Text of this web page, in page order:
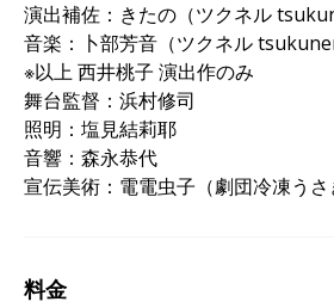
演出補佐：きたの（ツクネル
音楽：卜部芳音（ツクネル
※以上 西井桃子 演出作のみ
舞台監督：浜村修司
照明：塩見結莉耶
音響：森永恭代
宣伝美術：電電虫子（劇団冷凍うさ
料金